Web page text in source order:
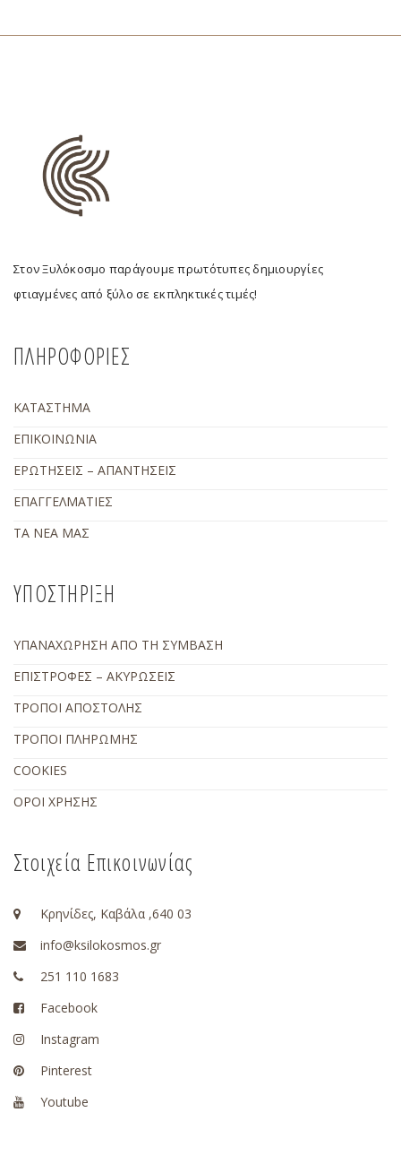
Στον Ξυλόκοσμο παράγουμε πρωτότυπες δημιουργίες
φτιαγμένες από ξύλο σε εκπληκτικές τιμές!
ΠΛΗΡΟΦΟΡΙΕΣ
ΚΑΤΑΣΤΗΜΑ
ΕΠΙΚΟΙΝΩΝΙΑ
ΕΡΩΤΗΣΕΙΣ – ΑΠΑΝΤΗΣΕΙΣ
ΕΠΑΓΓΕΛΜΑΤΙΕΣ
ΤΑ ΝΕΑ ΜΑΣ
ΥΠΟΣΤΗΡΙΞΗ
ΥΠΑΝΑΧΩΡΗΣΗ ΑΠΟ ΤΗ ΣΥΜΒΑΣΗ
ΕΠΙΣΤΡΟΦΕΣ – ΑΚΥΡΩΣΕΙΣ
ΤΡΟΠΟΙ ΑΠΟΣΤΟΛΗΣ
ΤΡΟΠΟΙ ΠΛΗΡΩΜΗΣ
COOKIES
ΟΡΟΙ ΧΡΗΣΗΣ
Στοιχεία Επικοινωνίας
Κρηνίδες, Καβάλα ,640 03
info@ksilokosmos.gr
251 110 1683
Facebook
Instagram
Pinterest
Youtube